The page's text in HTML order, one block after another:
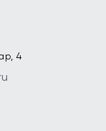
4